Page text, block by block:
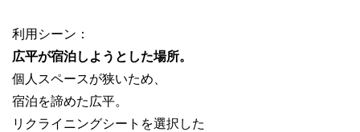
利用シーン：
広平が宿泊しようとした場所。
個人スペースが狭いため、
宿泊を諦めた広平。
リクライニングシートを選択した